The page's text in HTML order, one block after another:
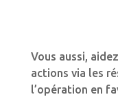
Vous aussi,
actions via les
l’opération en